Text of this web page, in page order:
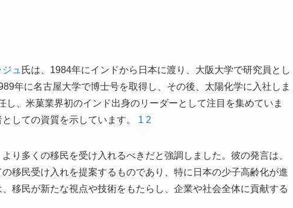
ュ 氏は、1984年にインドから日本に渡り、大阪大学で研究員とし
年に名古屋大学で博士号を取得し、その後、太陽化学に入社しま
し、米菓業界初のインド出身のリーダーとして注目を集めていま
しての資質を示しています。 1 2
り多くの移民を受け入れるべきだと強調しました。彼の発言は、
移民受け入れを提案するものであり、特に日本の少子高齢化が進
移民が新たな視点や技術をもたらし、企業や社会全体に貢献する